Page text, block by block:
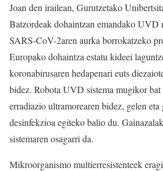
Joan den irailean, Gurutzetako
Batzordeak dohaintzan emandako UVD
SARS-CoV-2aren aurka borrokatzeko
Europako dohaintza estatu kideei
koronabirusaren hedapenari euts
bidez. Robota UVD sistema mugikor
erradiazio ultramorearen bidez, gelen
desinfekzioa egiteko balio du.
sistemaren osagarri da.
Mikroorganismo multierresistenteek